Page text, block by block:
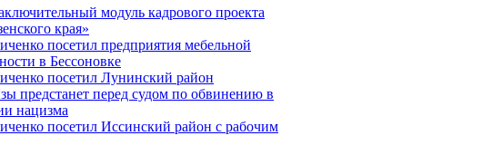
модуль кадрового проекта
края»
посетил предприятия мебельной
в Бессоновке
посетил Лунинский район
предстанет перед судом по обвинению в
нацизма
посетил Иссинский район с рабочим